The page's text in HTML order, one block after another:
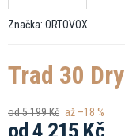
Značka: ORTOVOX
Trad 30 Dry
od 5 199 Kč až –18 %